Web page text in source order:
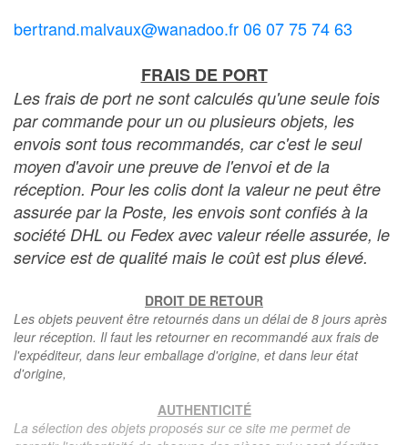
bertrand.malvaux@wanadoo.fr 06 07 75 74 63
FRAIS DE PORT
Les frais de port ne sont calculés qu'une seule fois
par commande pour un ou plusieurs objets, les
envois sont tous recommandés, car c'est le seul
moyen d'avoir une preuve de l'envoi et de la
réception. Pour les colis dont la valeur ne peut être
assurée par la Poste, les envois sont confiés à la
société DHL ou Fedex avec valeur réelle assurée, le
service est de qualité mais le coût est plus élevé.
DROIT DE RETOUR
Les objets peuvent être retournés dans un délai de 8 jours après
leur réception. Il faut les retourner en recommandé aux frais de
l'expéditeur, dans leur emballage d'origine, et dans leur état
d'origine,
AUTHENTICITÉ
La sélection des objets proposés sur ce site me permet de